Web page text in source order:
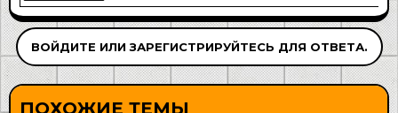
ВОЙДИТЕ ИЛИ ЗАРЕГИСТРИРУЙТЕСЬ ДЛЯ ОТВЕТА.
ПОХОЖИЕ ТЕМЫ